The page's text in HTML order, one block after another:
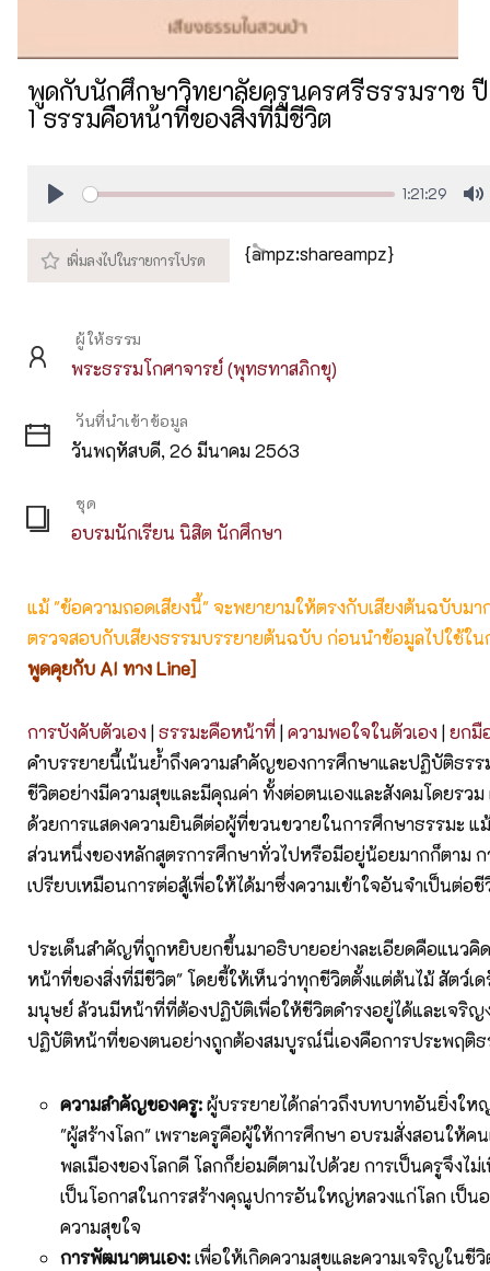
พูดกับนักศึกษาวิทยาลัยครูนครศรีธรรมราช
1 ธรรมคือหน้าที่ของสิ่งที่มีชีวิต
1:21:29
{ampz:shareampz}
ผู้ให้ธรรม
พระธรรมโกศาจารย์ (พุทธทาสภิกขุ)
วันที่นำเข้าข้อมูล
วันพฤหัสบดี, 26 มีนาคม 2563
ชุด
อบรมนักเรียน นิสิต นักศึกษา
แม้ "ข้อความถอดเสียงนี้" จะพยายามให้ตรงกับเสียงต้นฉบับม
ตรวจสอบกับเสียงธรรมบรรยายต้นฉบับ ก่อนนำข้อมูลไปใช้ใน
พูดคุยกับ AI ทาง Line]
การบังคับตัวเอง| ธรรมะคือหน้าที่| ความพอใจในตัวเอง| ยกมื
คำบรรยายนี้เน้นย้ำถึงความสำคัญของการศึกษาและปฏิบัติธรร
ชีวิตอย่างมีความสุขและมีคุณค่า ทั้งต่อตนเองและสังคมโดยรวม
ด้วยการแสดงความยินดีต่อผู้ที่ขวนขวายในการศึกษาธรรมะ แม้
ส่วนหนึ่งของหลักสูตรการศึกษาทั่วไปหรือมีอยู่น้อยมากก็ตาม ก
เปรียบเหมือนการต่อสู้เพื่อให้ได้มาซึ่งความเข้าใจอันจำเป็นต่อชี
ประเด็นสำคัญที่ถูกหยิบยกขึ้นมาอธิบายอย่างละเอียดคือแนวคิ
หน้าที่ของสิ่งที่มีชีวิต" โดยชี้ให้เห็นว่าทุกชีวิตตั้งแต่ต้นไม้ สัตว์เ
มนุษย์ ล้วนมีหน้าที่ที่ต้องปฏิบัติเพื่อให้ชีวิตดำรงอยู่ได้และเจริญ
ปฏิบัติหน้าที่ของตนอย่างถูกต้องสมบูรณ์นี่เองคือการประพฤติธ
ความสำคัญของครู:ผู้บรรยายได้กล่าวถึงบทบาทอันยิ่งให
"ผู้สร้างโลก" เพราะครูคือผู้ให้การศึกษา อบรมสั่งสอนให้ค
พลเมืองของโลกดี โลกก็ย่อมดีตามไปด้วย การเป็นครูจึงไม่
เป็นโอกาสในการสร้างคุณูปการอันใหญ่หลวงแก่โลก เป็
ความสุขใจ
การพัฒนาตนเอง:เพื่อให้เกิดความสุขและความเจริญในชี